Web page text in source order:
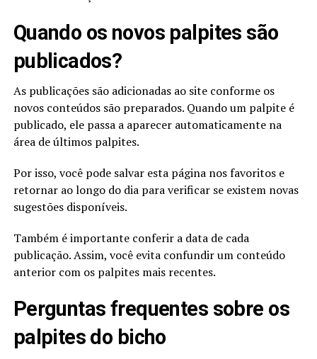
Quando os novos palpites são
publicados?
As publicações são adicionadas ao site conforme os
novos conteúdos são preparados. Quando um palpite é
publicado, ele passa a aparecer automaticamente na
área de últimos palpites.
Por isso, você pode salvar esta página nos favoritos e
retornar ao longo do dia para verificar se existem novas
sugestões disponíveis.
Também é importante conferir a data de cada
publicação. Assim, você evita confundir um conteúdo
anterior com os palpites mais recentes.
Perguntas frequentes sobre os
palpites do bicho